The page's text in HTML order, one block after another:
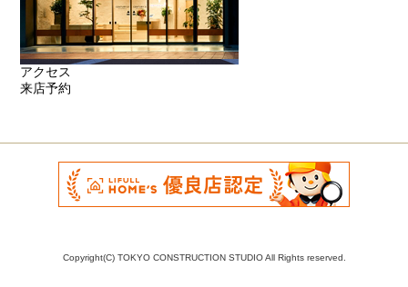
アクセス
来店予約
Copyright(C) TOKYO CONSTRUCTION STUDIO All Rights reserved.